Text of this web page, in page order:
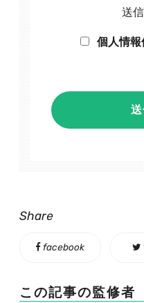
送
個人情
Share
facebook
この記事の監修者